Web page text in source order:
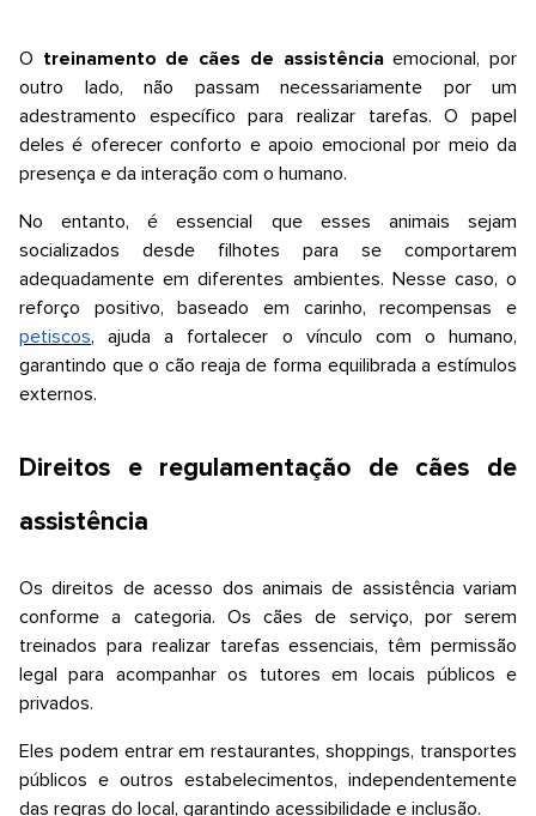
O treinamento de cães de assistênciaemocional, por
outro lado, não passam necessariamente por um
adestramento específico para realizar tarefas. O papel
deles é oferecer conforto e apoio emocional por meio da
presença e da interação com o humano.
No entanto, é essencial que esses animais sejam
socializados desde filhotes para se comportarem
adequadamente em diferentes ambientes. Nesse caso, o
reforço positivo, baseado em carinho, recompensas e
petiscos, ajuda a fortalecer o vínculo com o humano,
garantindo que o cão reaja de forma equilibrada a estímulos
externos.
Direitos e regulamentação de cães de
assistência
Os direitos de acesso dos animais de assistência variam
conforme a categoria. Os cães de serviço, por serem
treinados para realizar tarefas essenciais, têm permissão
legal para acompanhar os tutores em locais públicos e
privados.
Eles podem entrar em restaurantes, shoppings, transportes
públicos e outros estabelecimentos, independentemente
das regras do local, garantindo acessibilidade e inclusão.